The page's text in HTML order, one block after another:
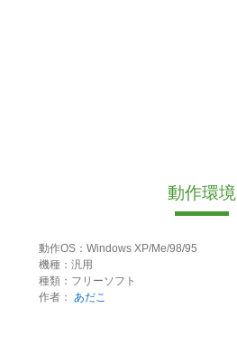
動作環境
動作OS：Windows XP/Me/98/95
機種：汎用
種類：フリーソフト
作者： あだこ